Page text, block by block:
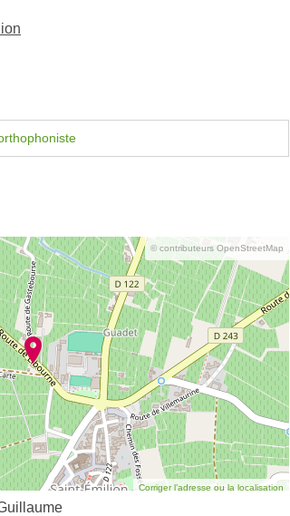
© contributeurs OpenStreetMap
Corriger l’adresse ou la localisation